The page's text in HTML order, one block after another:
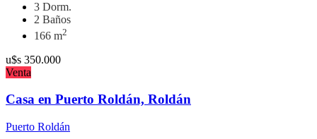
3 Dorm.
2 Baños
166 m2
u$s 350.000
Venta
Casa en Puerto Roldán, Roldán
Puerto Roldán